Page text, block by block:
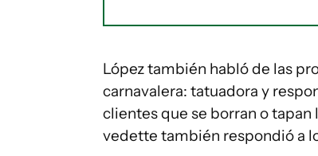
López también habló de las
carnavalera: tatuadora y
clientes que se borran o tapan
vedette también respondió a